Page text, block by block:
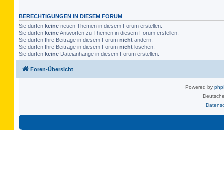
BERECHTIGUNGEN IN DIESEM FORUM
Sie dürfen keine neuen Themen in diesem Forum erstellen.
Sie dürfen keineAntworten zu Themen in diesem Forum erstellen.
Sie dürfen Ihre Beiträge in diesem Forum nicht ändern.
Sie dürfen Ihre Beiträge in diesem Forum nicht löschen.
Sie dürfen keine Dateianhänge in diesem Forum erstellen.
Foren-Übersicht
Powered by